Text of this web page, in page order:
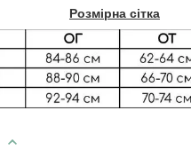
Розмірна сітка